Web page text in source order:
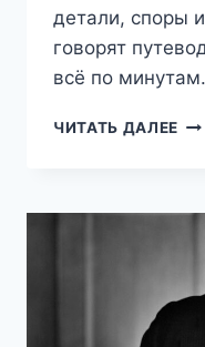
детали, споры
говорят
всё по
ЧИТАТЬ ДАЛЕЕ